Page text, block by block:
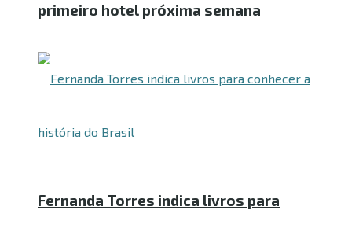
primeiro hotel próxima semana
Fernanda Torres indica livros para